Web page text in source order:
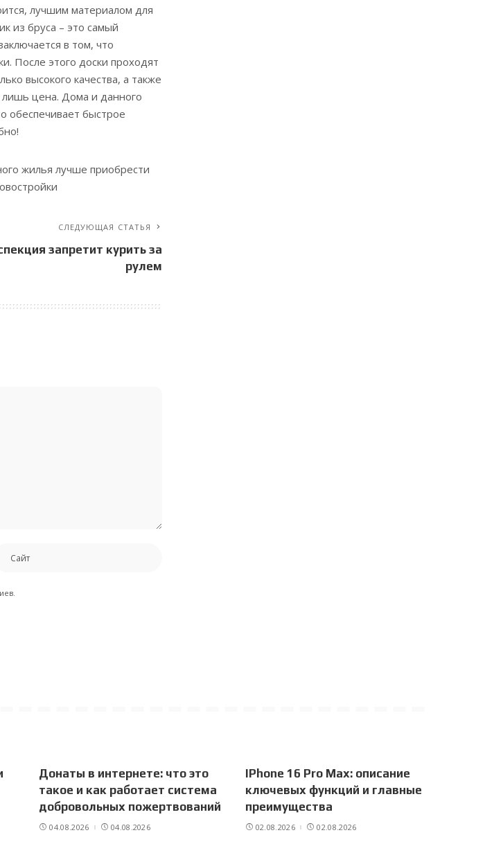
лучшим материалом для
из бруса – это самый
в том, что
После этого доски проходят
высокого качества, а также
лишь цена. Дома и данного
обеспечивает быстрое
жилья лучше приобрести
СЛЕДУЮЩАЯ СТАТЬЯ
запретит курить за
рулем
Донаты в интернете: что это
такое и как работает система
добровольных пожертвований
04.08.2026 04.08.2026
IPhone 16 Pro Max: описание
ключевых функций и главные
преимущества
02.08.2026 02.08.2026